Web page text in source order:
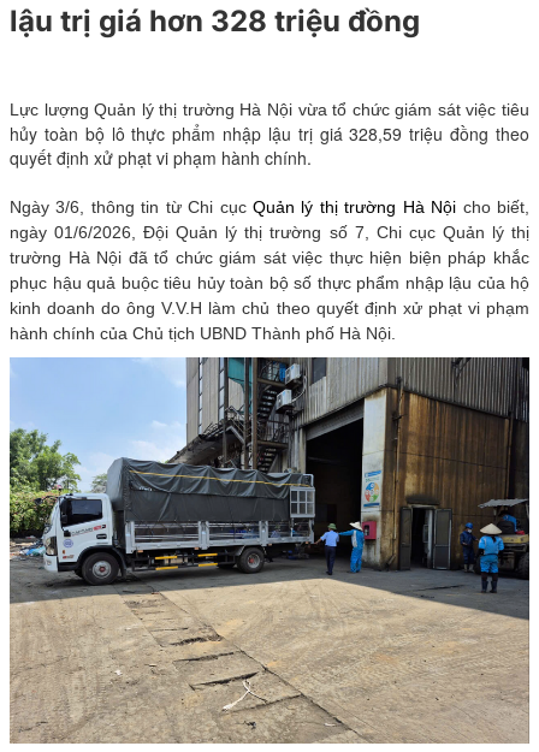
lậu trị giá hơn 328 triệu đồng
Lực lượng Quản lý thị trường Hà Nội vừa tổ chức giám sát việc tiêu
hủy toàn bộ lô thực phẩm nhập lậu trị giá 328,59 triệu đồng theo
quyết định xử phạt vi phạm hành chính.
Ngày 3/6, thông tin từ Chi cục Quản lý thị trường Hà Nội cho biết,
ngày 01/6/2026, Đội Quản lý thị trường số 7, Chi cục Quản lý thị
trường Hà Nội đã tổ chức giám sát việc thực hiện biện pháp khắc
phục hậu quả buộc tiêu hủy toàn bộ số thực phẩm nhập lậu của hộ
kinh doanh do ông V.V.H làm chủ theo quyết định xử phạt vi phạm
hành chính của Chủ tịch UBND Thành phố Hà Nội.